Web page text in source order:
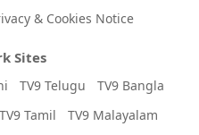
& Cookies Notice
Sites
TV9 Telugu
TV9 Bangla
TV9 Tamil
TV9 Malayalam